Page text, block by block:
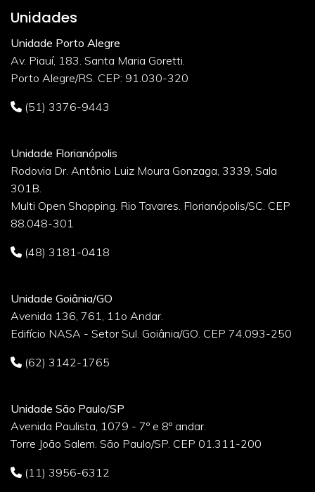
Unidades
Unidade Porto Alegre
Av. Piauí, 183. Santa Maria Goretti.
Porto Alegre/RS. CEP: 91.030-320
(51) 3376-9443
Unidade Florianópolis
Rodovia Dr. Antônio Luiz Moura Gonzaga, 3339, Sala
301B.
Multi Open Shopping. Rio Tavares. Florianópolis/SC. CEP
88.048-301
(48) 3181-0418
Unidade Goiânia/GO
Avenida 136, 761, 11o Andar.
Edifício NASA - Setor Sul. Goiânia/GO. CEP 74.093-250
(62) 3142-1765
Unidade São Paulo/SP
Avenida Paulista, 1079 - 7º e 8º andar.
Torre João Salem. São Paulo/SP. CEP 01.311-200
(11) 3956-6312